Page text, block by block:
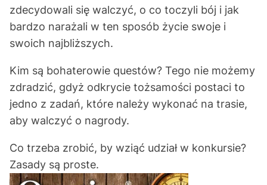
zdecydowali się walczyć, o co toczyli bój i jak
bardzo narażali w ten sposób życie swoje i
swoich najbliższych.
Kim są bohaterowie questów? Tego nie możemy
zdradzić, gdyż odkrycie tożsamości postaci to
jedno z zadań, które należy wykonać na trasie,
aby walczyć o nagrody.
Co trzeba zrobić, by wziąć udział w konkursie?
Zasady są proste.